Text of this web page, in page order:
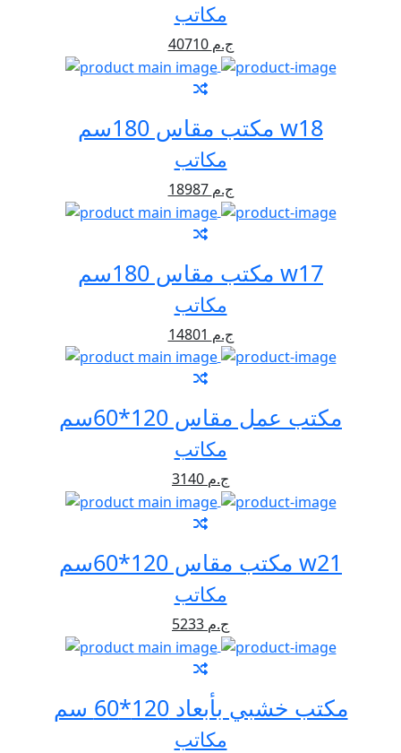
مكاتب
40710 ج.م
مكتب مقاس 180سم w18
مكاتب
18987 ج.م
مكتب مقاس 180سم w17
مكاتب
14801 ج.م
مكتب عمل مقاس 120*60سم
مكاتب
3140 ج.م
مكتب مقاس 120*60سم w21
مكاتب
5233 ج.م
مكتب خشبي بأبعاد 120*60 سم
مكاتب